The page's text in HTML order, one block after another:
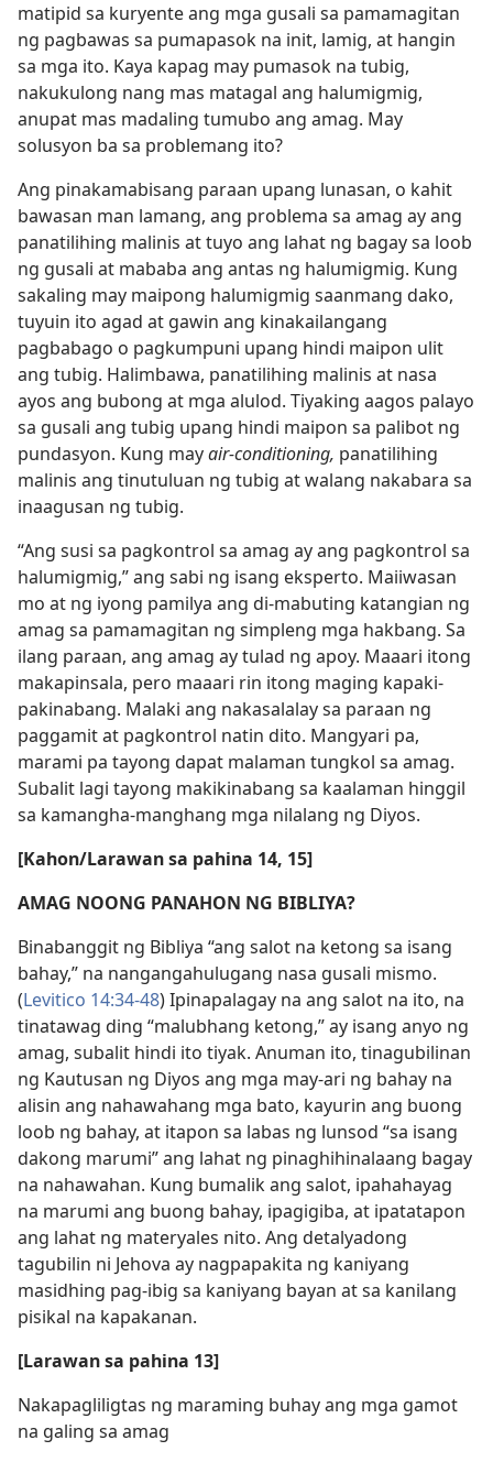
matipid sa kuryente ang mga gusali sa pamamagitan
ng pagbawas sa pumapasok na init, lamig, at hangin
sa mga ito. Kaya kapag may pumasok na tubig,
nakukulong nang mas matagal ang halumigmig,
anupat mas madaling tumubo ang amag. May
solusyon ba sa problemang ito?
Ang pinakamabisang paraan upang lunasan, o kahit
bawasan man lamang, ang problema sa amag ay ang
panatilihing malinis at tuyo ang lahat ng bagay sa loob
ng gusali at mababa ang antas ng halumigmig. Kung
sakaling may maipong halumigmig saanmang dako,
tuyuin ito agad at gawin ang kinakailangang
pagbabago o pagkumpuni upang hindi maipon ulit
ang tubig. Halimbawa, panatilihing malinis at nasa
ayos ang bubong at mga alulod. Tiyaking aagos palayo
sa gusali ang tubig upang hindi maipon sa palibot ng
pundasyon. Kung mayair-conditioning, panatilihing
malinis ang tinutuluan ng tubig at walang nakabara sa
inaagusan ng tubig.
“Ang susi sa pagkontrol sa amag ay ang pagkontrol sa
halumigmig,” ang sabi ng isang eksperto. Maiiwasan
mo at ng iyong pamilya ang di-mabuting katangian ng
amag sa pamamagitan ng simpleng mga hakbang. Sa
ilang paraan, ang amag ay tulad ng apoy. Maaari itong
makapinsala, pero maaari rin itong maging kapaki-
pakinabang. Malaki ang nakasalalay sa paraan ng
paggamit at pagkontrol natin dito. Mangyari pa,
marami pa tayong dapat malaman tungkol sa amag.
Subalit lagi tayong makikinabang sa kaalaman hinggil
sa kamangha-manghang mga nilalang ng Diyos.
[Kahon/Larawan sa pahina 14, 15]
AMAG NOONG PANAHON NG BIBLIYA?
Binabanggit ng Bibliya “ang salot na ketong sa isang
bahay,” na nangangahulugang nasa gusali mismo.
(Levitico 14:34-48) Ipinapalagay na ang salot na ito, na
tinatawag ding “malubhang ketong,” ay isang anyo ng
amag, subalit hindi ito tiyak. Anuman ito, tinagubilinan
ng Kautusan ng Diyos ang mga may-ari ng bahay na
alisin ang nahawahang mga bato, kayurin ang buong
loob ng bahay, at itapon sa labas ng lunsod “sa isang
dakong marumi” ang lahat ng pinaghihinalaang bagay
na nahawahan. Kung bumalik ang salot, ipahahayag
na marumi ang buong bahay, ipagigiba, at ipatatapon
ang lahat ng materyales nito. Ang detalyadong
tagubilin ni Jehova ay nagpapakita ng kaniyang
masidhing pag-ibig sa kaniyang bayan at sa kanilang
pisikal na kapakanan.
[Larawan sa pahina 13]
Nakapagliligtas ng maraming buhay ang mga gamot
na galing sa amag